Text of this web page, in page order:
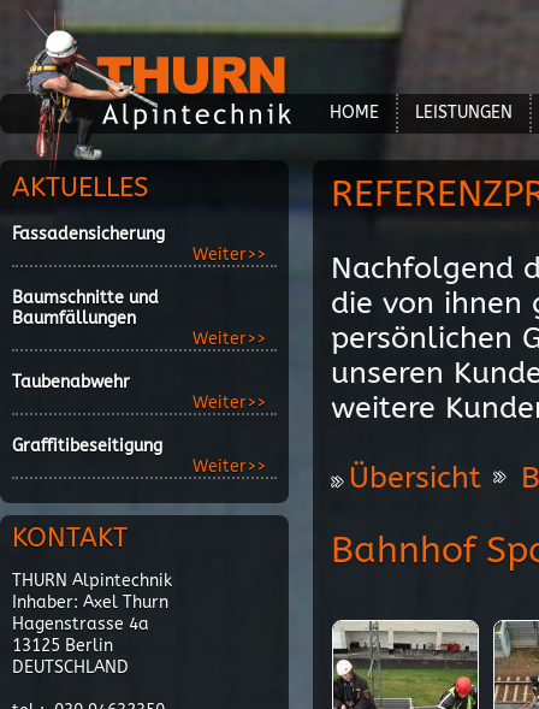
HOME LEISTUNGEN
Nachfolgend
die von ihnen
persönlichen
unseren
weitere
Übersicht
Bahnhof
AKTUELLES
Fassadensicherung
Weiter>>
Baumschnitte und
Baumfällungen
Weiter>>
Taubenabwehr
Weiter>>
Graffitibeseitigung
Weiter>>
KONTAKT
THURN Alpintechnik
Inhaber: Axel Thurn
Hagenstrasse 4a
13125 Berlin
DEUTSCHLAND